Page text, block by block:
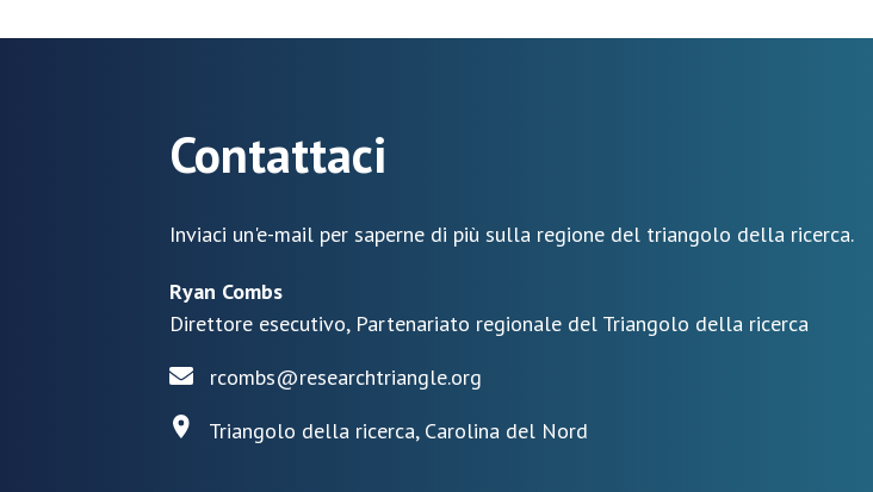
Contattaci
Inviaci un'e-mail per saperne di più sulla regione del triangolo della ricerca.
Ryan Combs
Direttore esecutivo, Partenariato regionale del Triangolo della ricerca
rcombs@researchtriangle.org
Triangolo della ricerca, Carolina del Nord